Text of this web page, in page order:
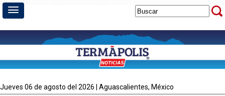
jueves 06 de agosto del 2026 | Aguascalientes, México